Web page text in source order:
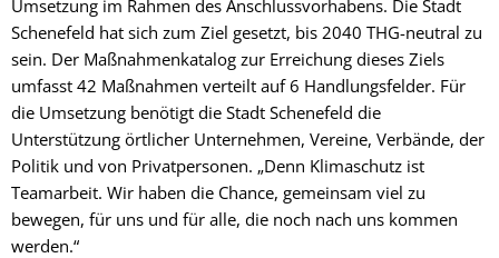
Umsetzung im Rahmen des Anschlussvorhabens. Die Stadt
Schenefeld hat sich zum Ziel gesetzt, bis 2040 THG-neutral zu
sein. Der Maßnahmenkatalog zur Erreichung dieses Ziels
umfasst 42 Maßnahmen verteilt auf 6 Handlungsfelder. Für
die Umsetzung benötigt die Stadt Schenefeld die
Unterstützung örtlicher Unternehmen, Vereine, Verbände, der
Politik und von Privatpersonen. „Denn Klimaschutz ist
Teamarbeit. Wir haben die Chance, gemeinsam viel zu
bewegen, für uns und für alle, die noch nach uns kommen
werden.“